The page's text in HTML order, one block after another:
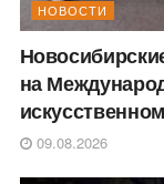
НОВОСТИ
на
09.08.2026